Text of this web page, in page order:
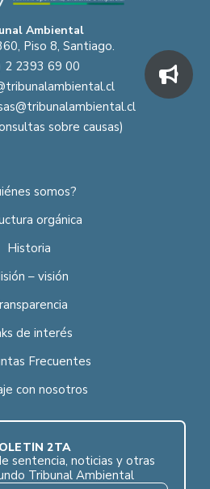
Ambiental
Piso 8, Santiago.
2 2393 69 00
sobre causas)
somos?
orgánica
Historia
– visión
de interés
Frecuentes
con nosotros
2TA
sentencia, noticias y otras
Tribunal Ambiental